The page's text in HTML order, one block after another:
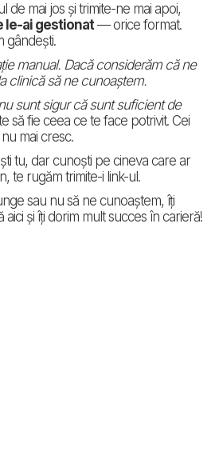
de mai jos și trimite-ne mai apoi,
le-ai gestionat— orice format.
gândești.
manual. Dacă considerăm că ne
clinică să ne cunoaștem.
sunt sigur că sunt suficient de
să fie ceea ce te face potrivit. Cei
mai cresc.
tu, dar cunoști pe cineva care ar
te rugăm trimite-i link-ul.
sau nu să ne cunoaștem, îți
aici și îți dorim mult succes în carieră!